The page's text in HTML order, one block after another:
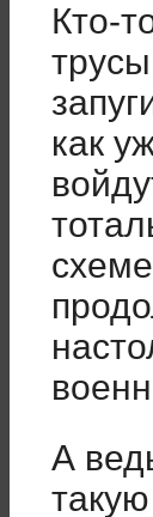
Кто-
как
А